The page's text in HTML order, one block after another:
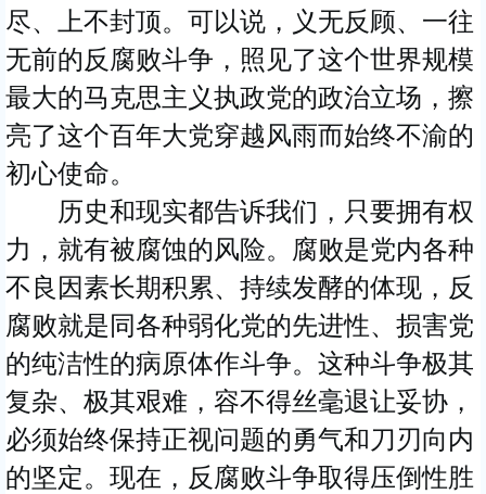
尽、上不封顶。可以说，义无反顾、一往
无前的反腐败斗争，照见了这个世界规模
最大的马克思主义执政党的政治立场，擦
亮了这个百年大党穿越风雨而始终不渝的
初心使命。
历史和现实都告诉我们，只要拥有权
力，就有被腐蚀的风险。腐败是党内各种
不良因素长期积累、持续发酵的体现，反
腐败就是同各种弱化党的先进性、损害党
的纯洁性的病原体作斗争。这种斗争极其
复杂、极其艰难，容不得丝毫退让妥协，
必须始终保持正视问题的勇气和刀刃向内
的坚定。现在，反腐败斗争取得压倒性胜